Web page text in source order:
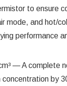
to ensure
mode, and hot/
performance
— A complete
concentration by